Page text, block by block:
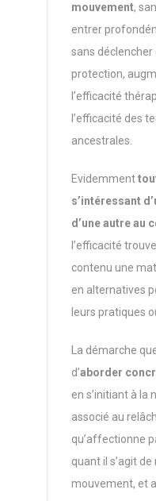
mouvement,
entrer
sans déclencher
protection,
l’efficacité
l’efficacité des
ancestrales.
Evidemment
s’intéressant
d’une autre au
l’efficacité
contenu une
en alternatives
leurs pratiques
La démarche
d’aborder
en s’initiant à la
associé au
qu’affectionne
quant il s’agit
mouvement, et